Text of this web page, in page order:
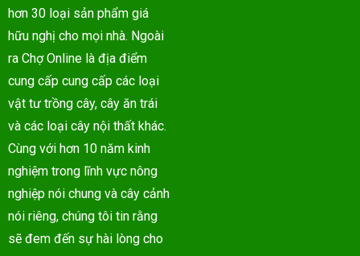
hơn 30 loại sản phẩm giá
hữu nghị cho mọi nhà. Ngoài
ra Chợ Online là địa điểm
cung cấp cung cấp các loại
vật tư trồng cây, cây ăn trái
và các loại cây nội thất khác.
Cùng với hơn 10 năm kinh
nghiệm trong lĩnh vực nông
nghiệp nói chung và cây cảnh
nói riêng, chúng tôi tin rằng
sẽ đem đến sự hài lòng cho